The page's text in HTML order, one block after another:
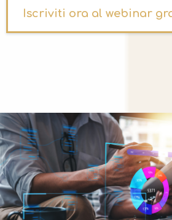
Iscriviti ora al webinar